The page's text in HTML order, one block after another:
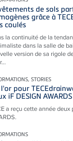
de sols
grâce à
coulés
la continuité de la
dans la salle de
version de sa rigole
STORIES
l'or pour
iF DESIGN
a reçu cette année deux